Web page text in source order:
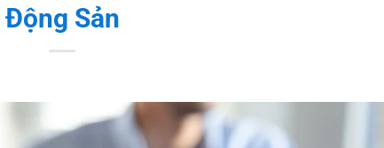
Động Sản